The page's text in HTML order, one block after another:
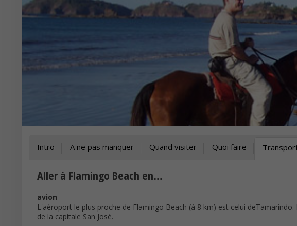
Intro A ne pas manquer Quand visiter Quoi faire
Aller à Flamingo Beach en...
avion
L'aéroport le plus proche de Flamingo Beach (à 8 km) est celui
de la capitale San José.